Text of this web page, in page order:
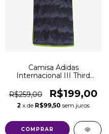
Camisa Adidas
Internacional III Third
Masculina - Cinza
R$259,00 R$199,00
2 x de R$99,50 sem juros
COMPRAR